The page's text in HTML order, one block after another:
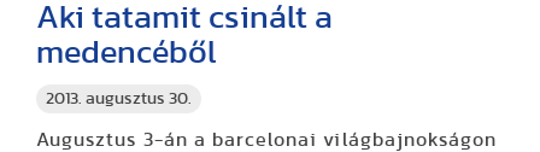
2013. augusztus 30.
Aki tatamit csinált a
medencéből
Augusztus 3-án a barcelonai világbajnokságon